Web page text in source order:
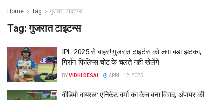
Home Tag गुजरात टाइटन्स
Tag:गुजरात टाइटन्स
IPL 2025 से बाहर! गुजरात टाइटंस को लगा बड़ा झटका,
गिर्रान फिलिप्स चोट के चलते नहीं खेलेंगे
BYVIDHI DESAI APRIL 12, 2025
वीडियो वायरल: एनिकेट वर्मा का कैच बना विवाद, अंपायर की